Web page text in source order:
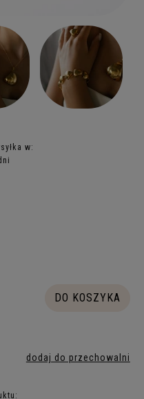
w:
płatności
DO KOSZYKA
dodaj do przechowalni